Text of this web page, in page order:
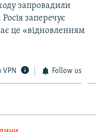
запровадили
заперечує
це «відновленням
VPN Follow us